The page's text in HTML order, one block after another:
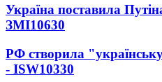
Україна поставила
ЗМІ10630
РФ створила
- ISW10330